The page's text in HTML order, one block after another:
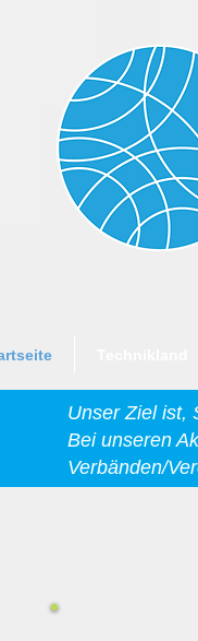
Unser Ziel ist,
Bei unseren
Verbänden/